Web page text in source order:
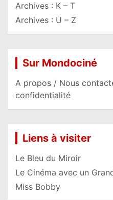
Archives : K – T
Archives : U – Z
Sur Mondociné
A propos / Nous
confidentialité
Liens à visiter
Le Bleu du Miroir
Le Cinéma avec un
Miss Bobby